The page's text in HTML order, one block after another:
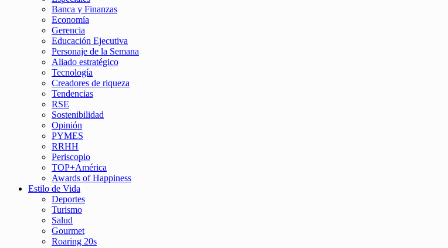
Banca y Finanzas
Economía
Gerencia
Educación Ejecutiva
Personaje de la Semana
Aliado estratégico
Tecnología
Creadores de riqueza
Tendencias
RSE
Sostenibilidad
Opinión
PYMES
RRHH
Periscopio
TOP+América
Awards of Happiness
Estilo de Vida
Deportes
Turismo
Salud
Gourmet
Roaring 20s